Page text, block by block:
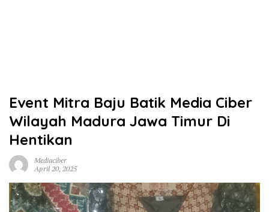
Event Mitra Baju Batik Media Ciber
Wilayah Madura Jawa Timur Di
Hentikan
Mediaciber
April 20, 2025